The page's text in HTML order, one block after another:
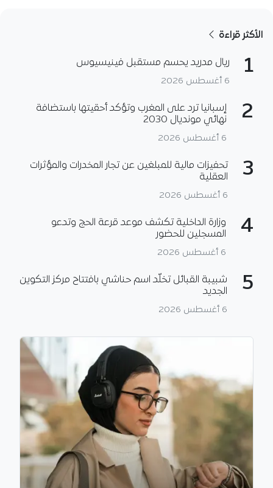
الأكثر قراءة
1 ريال مدريد يحسم مستقبل فينيسيوس
6 أغسطس 2026
2
إسبانيا ترد على المغرب وتؤكد أحقيتها باستضافة
نهائي مونديال 2030
6 أغسطس 2026
3
تحفيزات مالية للمبلغين عن تجار المخدرات والمؤثرات
العقلية
6 أغسطس 2026
4
وزارة الداخلية تكشف موعد قرعة الحج وتدعو
المسجلين للحضور
6 أغسطس 2026
5
شبيبة القبائل تخلّد اسم حناشي بافتتاح مركز التكوين
الجديد
6 أغسطس 2026